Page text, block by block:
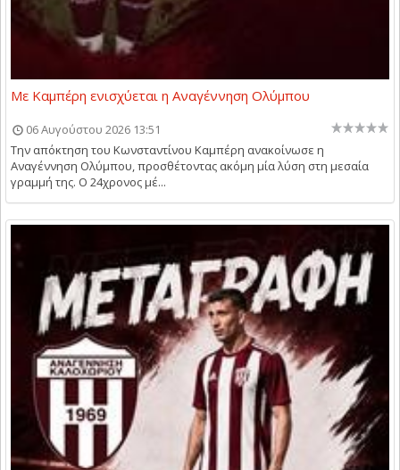
Με Καμπέρη ενισχύεται η Αναγέννηση Ολύμπου
06 Αυγούστου 2026 13:51
Την απόκτηση του Κωνσταντίνου Καμπέρη ανακοίνωσε η
Αναγέννηση Ολύμπου, προσθέτοντας ακόμη μία λύση στη μεσαία
γραμμή της. Ο 24χρονος μέ...